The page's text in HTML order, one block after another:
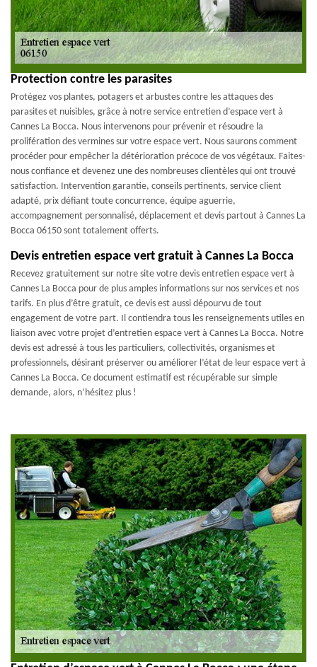
Protection contre les parasites
Protégez vos plantes, potagers et arbustes contre les attaques des
parasites et nuisibles, grâce à notre service entretien d’espace vert à
Cannes La Bocca. Nous intervenons pour prévenir et résoudre la
prolifération des vermines sur votre espace vert. Nous saurons comment
procéder pour empêcher la détérioration précoce de vos végétaux. Faites-
nous confiance et devenez une des nombreuses clientèles qui ont trouvé
satisfaction. Intervention garantie, conseils pertinents, service client
adapté, prix défiant toute concurrence, équipe aguerrie,
accompagnement personnalisé, déplacement et devis partout à Cannes La
Bocca 06150 sont totalement offerts.
Devis entretien espace vert gratuit à Cannes La Bocca
Recevez gratuitement sur notre site votre devis entretien espace vert à
Cannes La Bocca pour de plus amples informations sur nos services et nos
tarifs. En plus d’être gratuit, ce devis est aussi dépourvu de tout
engagement de votre part. Il contiendra tous les renseignements utiles en
liaison avec votre projet d’entretien espace vert à Cannes La Bocca. Notre
devis est adressé à tous les particuliers, collectivités, organismes et
professionnels, désirant préserver ou améliorer l’état de leur espace vert à
Cannes La Bocca. Ce document estimatif est récupérable sur simple
demande, alors, n’hésitez plus !